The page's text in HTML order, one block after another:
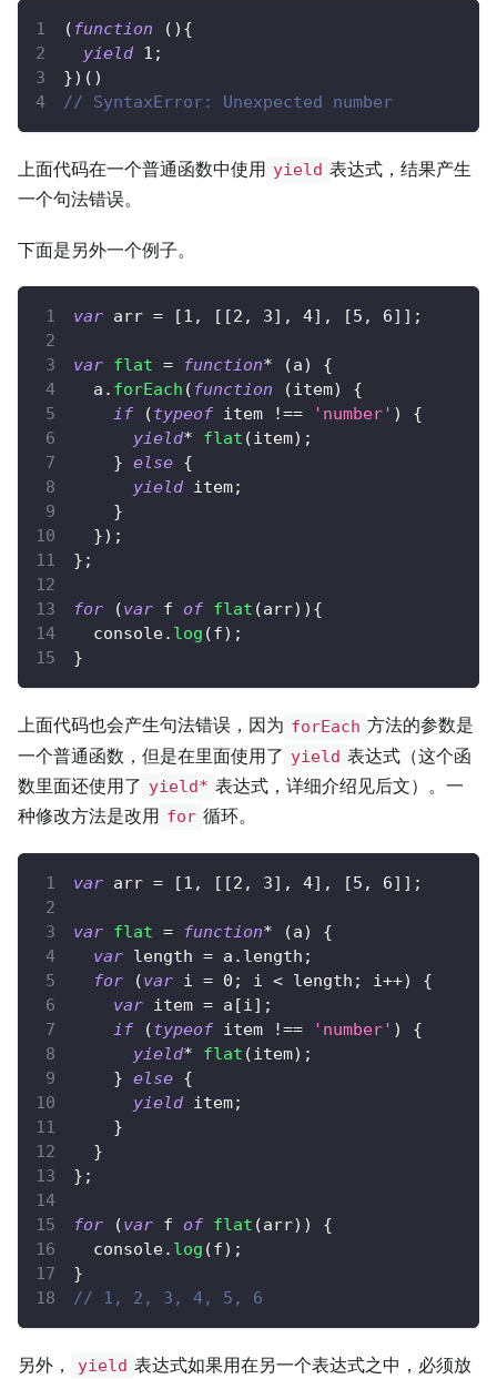
( function ( ) {
yield 1 ;
}) ( )
// SyntaxError: Unexpected number
上面代码在一个普通函数中使用 yield 表达式，结果产生
一个句法错误。
下面是另外一个例子。
var arr = [1 , [ [2 , 3] , 4] , [5 , 6] ] ;
var flat = function* (a)
{
  a
. forEach ( function (item)
{
if
(typeof item !== 'number' )
{
yield* flat (item) ;
} else {
yield item;
}
}) ;
} ;
for (var f of flat (arr) ) {
console. log (f) ;
}
上面代码也会产生句法错误，因为 forEach 方法的参数是
一个普通函数，但是在里面使用了 yield 表达式（这个函
数里面还使用了 yield* 表达式，详细介绍见后文）。一
种修改方法是改用 for 循环。
var arr = [1 , [ [2 , 3] , 4] , [5 , 6] ] ;
var flat = function* (a)
{
var length = a . length ;
for
(var i = 0 ; i < length ; i++)
{
var item = a [i] ;
if
(typeof item !== 'number' )
{
yield* flat (item) ;
} else {
yield item;
}
}
} ;
for (var f of flat (arr) )
{
console. log (f) ;
}
// 1, 2, 3, 4, 5, 6
另外， yield 表达式如果用在另一个表达式之中，必须放